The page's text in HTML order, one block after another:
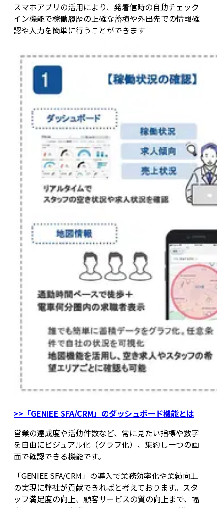
スマホアプリの活用により、発着信時の自動チェック
イン機能で稼働履歴の正確な蓄積や外出先での情報確
認や入力を簡単に行うことができます
>>「GENIEE SFA/CRM」のダッシュボード機能とは
営業の達成度や活動件数など、常に見たい指標や数字
を自由にビジュアル化（グラフ化）、集約し一つの画
面で確認できる機能です。
「GENIEE SFA/CRM」の導入で業務効率化や業績向上
の実現に弊社が貢献できればと考えております。スタ
ッフ満足度の向上、顧客サービスの質の向上まで、幅